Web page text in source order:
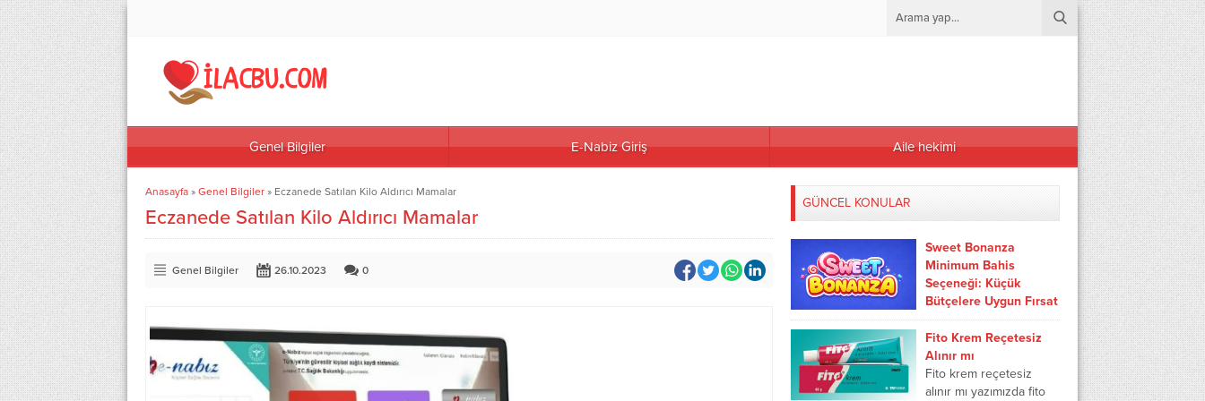
Genel Bilgiler E-Nabiz Giriş Aile hekimi
Anasayfa » Genel Bilgiler » Eczanede Satılan Kilo Aldırıcı Mamalar
Eczanede Satılan Kilo Aldırıcı Mamalar
Genel Bilgiler 26.10.2023 0
GÜNCEL KONULAR
Sweet Bonanza
Minimum Bahis
Seçeneği: Küçük
Bütçelere Uygun Fırsat
Slot dünyasında "kasa
yönetimi" denildiğinde
akla genellikle binlerce
liralık bakiyeler gelir;
ancak Pragmatic Play'in
Fito Krem Reçetesiz
Alınır mı
Fito krem reçetesiz
alınır mı yazımızda fito